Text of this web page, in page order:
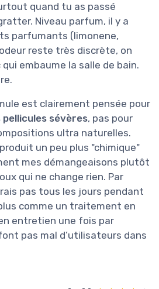
quand tu as passé
Niveau parfum, il y a
parfumants (limonene,
reste très discrète, on
embaume la salle de bain.
est clairement pensée pour
sévères, pas pour
ultra naturelles.
un peu plus "chimique"
mes démangeaisons plutôt
qui ne change rien. Par
pas tous les jours pendant
comme un traitement en
entretien une fois par
pas mal d’utilisateurs dans